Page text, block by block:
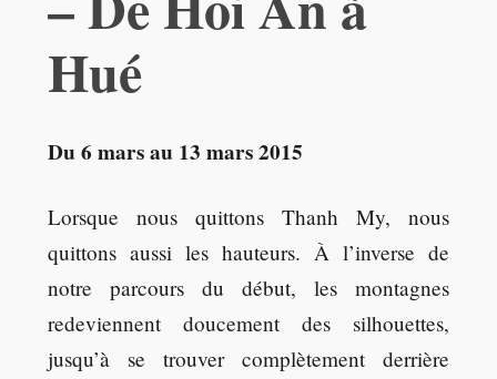
Hué
Du 6 mars au 13 mars 2015
Lorsque nous quittons Thanh My, nous
quittons aussi les hauteurs. À l’inverse de
notre parcours du début, les montagnes
redeviennent doucement des silhouettes,
jusqu’à se trouver complètement derrière